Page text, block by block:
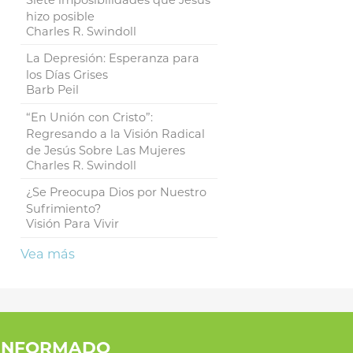
hizo posible
Charles R. Swindoll
La Depresión: Esperanza para
los Días Grises
Barb Peil
“En Unión con Cristo”:
Regresando a la Visión Radical
de Jesús Sobre Las Mujeres
Charles R. Swindoll
¿Se Preocupa Dios por Nuestro
Sufrimiento?
Visión Para Vivir
Vea más